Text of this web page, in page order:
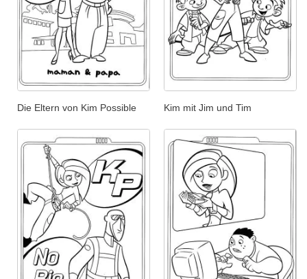
Die Eltern von Kim Possible Kim mit Jim und Tim